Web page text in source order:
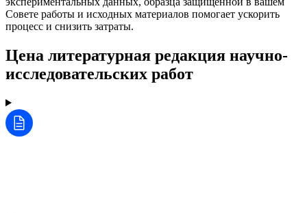
Совете работы и исходных материалов помогает ускорить
процесс и снизить затраты.
Цена литературная редакция научно-
исследовательских работ